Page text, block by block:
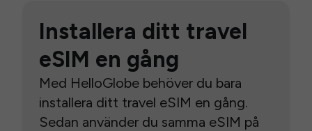
Installera ditt travel
eSIM en gång
Med HelloGlobe behöver du bara
installera ditt travel eSIM en gång.
Sedan använder du samma eSIM på